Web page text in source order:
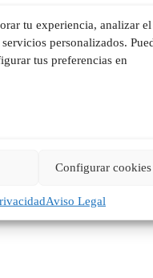
tu experiencia, analizar el
personalizados.
tus preferencias en
Configurar cookies
Aviso Legal